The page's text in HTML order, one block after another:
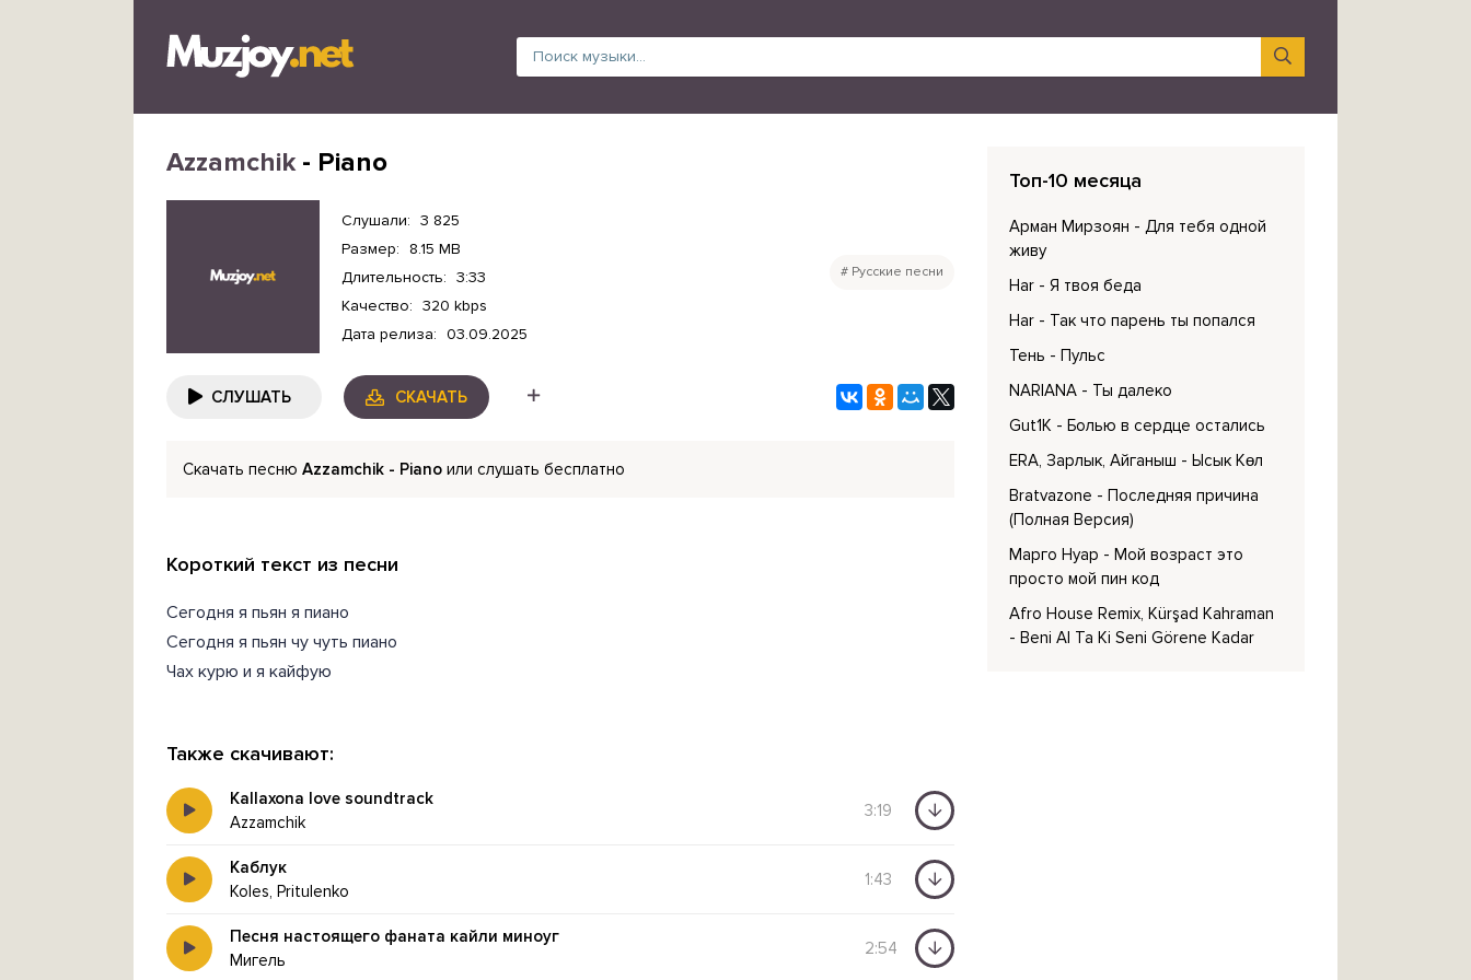
Azzamchik- Piano
Слушали: 3 825
Размер:
8.15 MB
Длительность: 3:33
Качество: 320 kbps
Дата релиза: 03.09.2025
Русские песни
СЛУШАТЬ СКАЧАТЬ
Скачать песню Azzamchik - Piano или слушать бесплатно
Короткий текст из песни
Сегодня я пьян я пиано
Сегодня я пьян чу чуть пиано
Чах курю и я кайфую
Также скачивают:
Kallaxona love soundtrack
Azzamchik
3:19
Каблук
Koles, Pritulenko
1:43
Песня настоящего фаната кайли миноуг
Мигель
2:54
Топ-10 месяца
Арман Мирзоян - Для тебя одной
живу
Har - Я твоя беда
Har - Так что парень ты попался
Тень - Пульс
NARIANA - Ты далеко
Gut1K - Болью в сердце остались
ERA, Зарлык, Айганыш - Ысык Көл
Bratvazone - Последняя причина
(Полная Версия)
Марго Нуар - Мой возраст это
просто мой пин код
Afro House Remix, Kürşad Kahraman
- Beni Al Ta Ki Seni Görene Kadar